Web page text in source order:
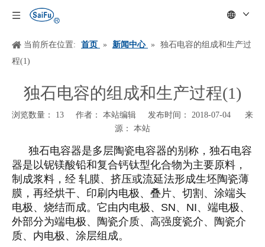
当前所在位置: 首页 » 新闻中心 »
独石电容的组成和生产过
程(1)
独石电容的组成和生产过程(1)
浏览数量： 13 作者： 本站编辑 发布时间： 2018-07-04 来
源： 本站
["wechat","weibo","qzone","douban","email"]
独石电容器是多层陶瓷电容器的别称，独石电容
器是以铌镁酸铅和复合钙钛型化合物为主要原料，
制成浆料，经 轧膜、挤压或流延法形成生坯陶瓷薄
膜，再经烘干、印刷内电极、叠片、切割、涂端头
电极、烧结而成。它由内电极、 SN、 NI、端电极、
外部分为端电极、陶瓷介质、高强度瓷介、陶瓷介
质、内电极、涂层组成。